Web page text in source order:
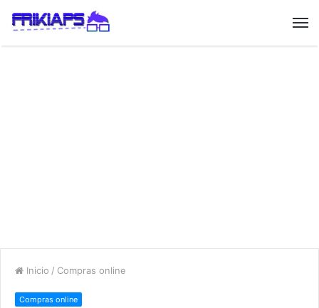
Inicio / Compras online
Compras online